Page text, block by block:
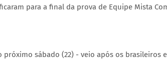
para a final da prova de Equipe Mista
próximo sábado (22) - veio após os brasileiros